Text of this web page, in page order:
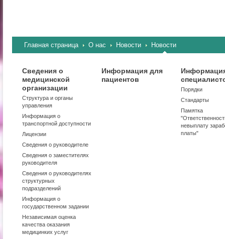
Главная страница О нас Новости Новости
Сведения о
медицинской
организации
Структура и органы
управления
Информация о
транспортной доступности
Лицензии
Сведения о руководителе
Сведения о заместителях
руководителя
Сведения о руководителях
структурных
подразделений
Информация о
государственном задании
Независимая оценка
качества оказания
медицинких услуг
Информация для
пациентов
Порядки
Стандарты
Памятка
невыплату
платы"